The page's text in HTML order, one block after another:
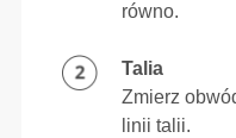
równo.
Talia
Zmierz
linii talii.